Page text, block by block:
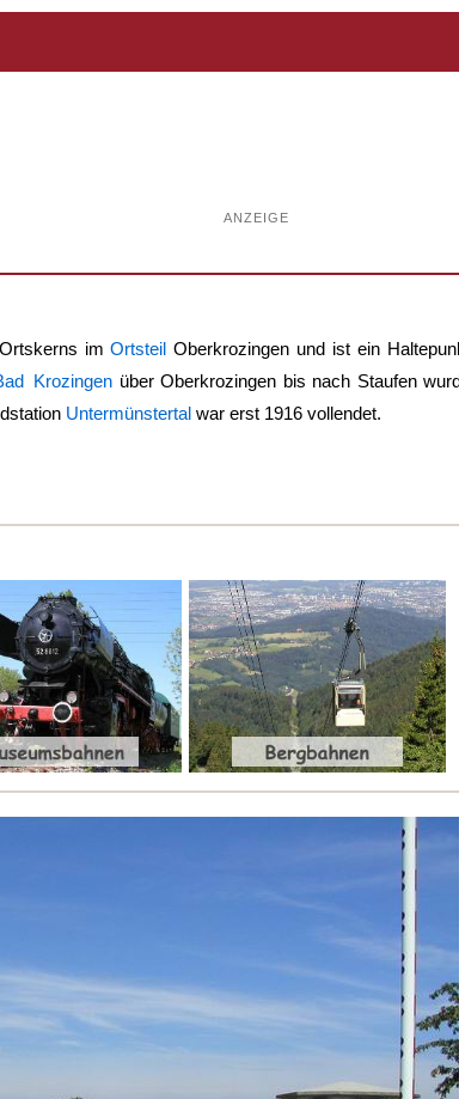
ANZEIGE
imOrtsteil Oberkrozingen und ist ein
Krozingen über Oberkrozingen bis nach Staufen
Untermünstertal war erst 1916 vollendet.